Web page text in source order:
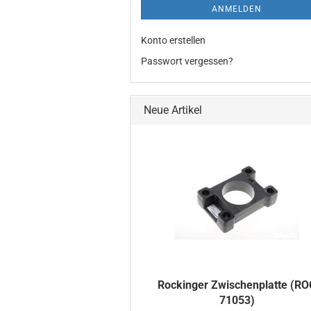
ANMELDEN
Konto erstellen
Passwort vergessen?
Neue Artikel
Ro­ck­in­ger Zwi­schen­plat­te
71053)